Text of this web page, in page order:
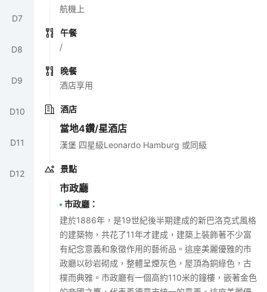
D7
D8
D9
D10
D11
D12
航機上
午餐
/
晚餐
酒店享用
酒店
當地4鑽/星酒店
漢堡 四星級Leonardo Hamburg 或同級
景點
市政廳
市政廳 ：
建於1886年，是19世紀後半期建成的新巴洛克式風格
的建築物，共花了11年才建成，建築上裝飾著不少富
有紀念意義和象徵作用的藝術品。這座美麗優雅的市
政廳以砂岩砌成，整體呈煙灰色，屋頂為銅綠色，古
樸而典雅。市政廳有一個高約110米的鐘樓，嵌著金色